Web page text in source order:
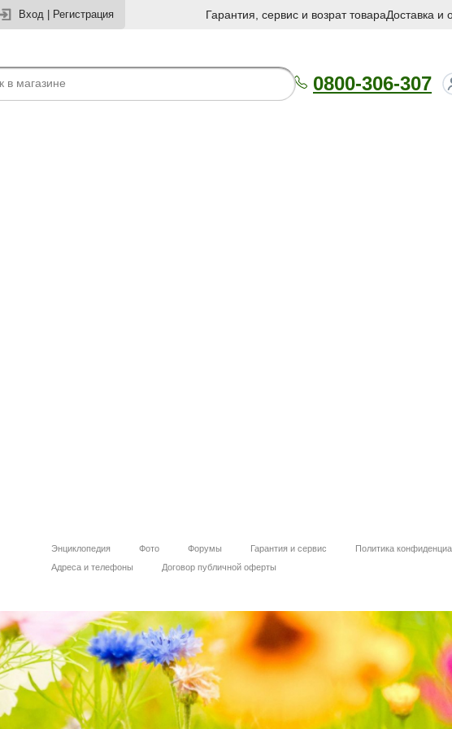
Вход Регистрация Гарантия, сервис и возрат товараДоставка и
0800-306-307
Энциклопедия
Фото Форумы Гарантия и сервис
Политика
Адреса и телефоны
Договор публичной оферты